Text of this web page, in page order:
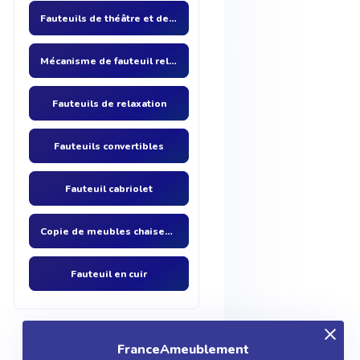
Fauteuils de théâtre et de cinéma
Mécanisme de fauteuil relax
Fauteuils de relaxation
Fauteuils convertibles
Fauteuil cabriolet
Copie de meubles chaises fauteuils anciens
Fauteuil en cuir
FranceAmeublement